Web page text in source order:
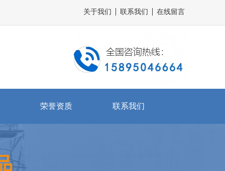
关于我们 联系我们 在线留言
荣誉资质 联系我们